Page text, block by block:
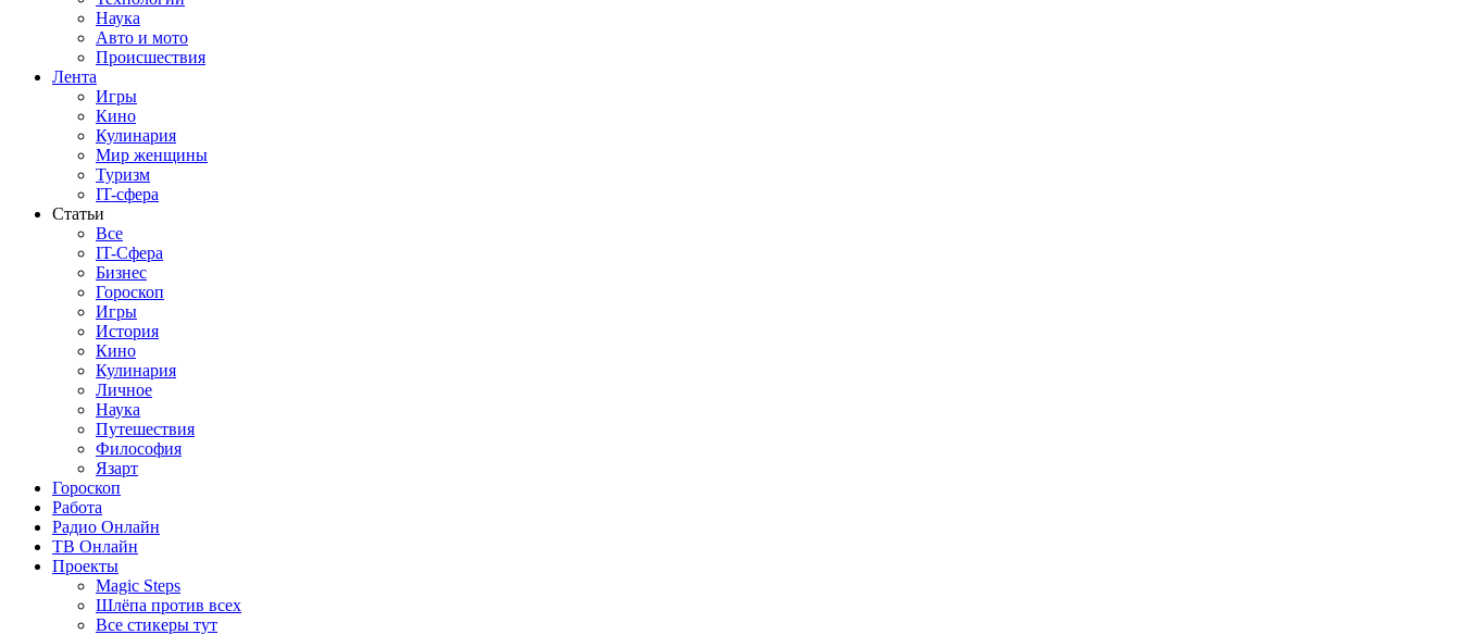
Наука
Авто и мото
Происшествия
Лента
Игры
Кино
Кулинария
Мир женщины
Туризм
IT-сфера
Статьи
Все
IT-Сфера
Бизнес
Гороскоп
Игры
История
Кино
Кулинария
Личное
Наука
Путешествия
Философия
Язарт
Гороскоп
Работа
Радио Онлайн
ТВ Онлайн
Проекты
Magic Steps
Шлёпа против всех
Все стикеры тут